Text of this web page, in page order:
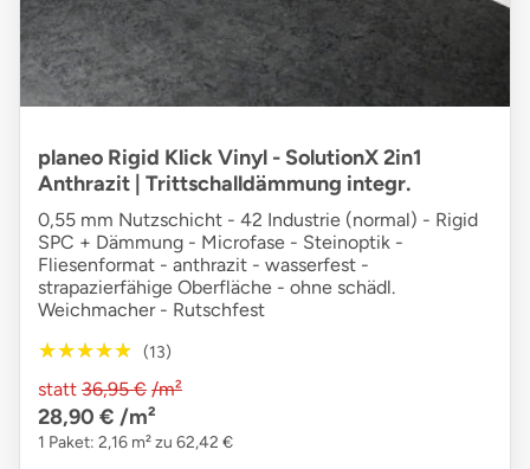
planeo Rigid Klick Vinyl - SolutionX 2in1
Anthrazit | Trittschalldämmung integr.
0,55 mm Nutzschicht - 42 Industrie (normal) - Rigid
SPC + Dämmung - Microfase - Steinoptik -
Fliesenformat - anthrazit - wasserfest -
strapazierfähige Oberfläche - ohne schädl.
Weichmacher - Rutschfest
★★★★★
★★★★★ (13)
statt 36,95 € /m²
28,90 € /m²
1 Paket: 2,16 m² zu 62,42 €